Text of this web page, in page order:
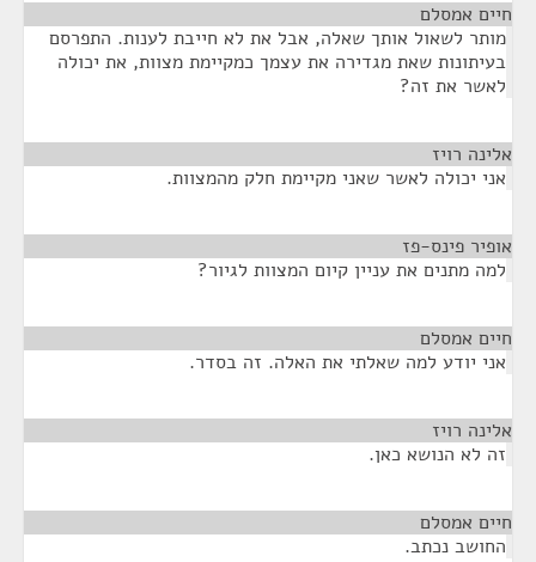
חיים אמסלם
מותר לשאול אותך שאלה, אבל את לא חייבת לענות. התפרסם
בעיתונות שאת מגדירה את עצמך כמקיימת מצוות, את יכולה
לאשר את זה?
אלינה רויז
אני יכולה לאשר שאני מקיימת חלק מהמצוות.
אופיר פינס-פז
למה מתנים את עניין קיום המצוות לגיור?
חיים אמסלם
אני יודע למה שאלתי את האלה. זה בסדר.
אלינה רויז
זה לא הנושא כאן.
חיים אמסלם
החושב נכתב.